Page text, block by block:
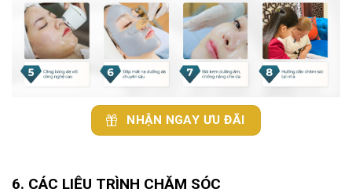
NHẬN NGAY ƯU ĐÃI
CÁC LIỆU TRÌNH CHĂM SÓC